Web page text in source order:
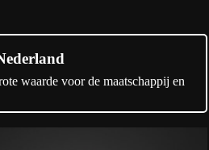
waarde voor de maatschappij en